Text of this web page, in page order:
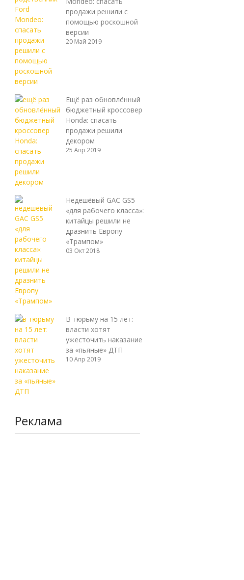
продажи решили с
помощью роскошной
версии
20 Май 2019
Ещё раз обновлённый
бюджетный кроссовер
Honda: спасать
продажи решили
декором
25 Апр 2019
Недешёвый GAC GS5
«для рабочего класса»:
китайцы решили не
дразнить Европу
«Трампом»
03 Окт 2018
В тюрьму на 15 лет:
власти хотят
ужесточить наказание
за «пьяные» ДТП
10 Апр 2019
Реклама